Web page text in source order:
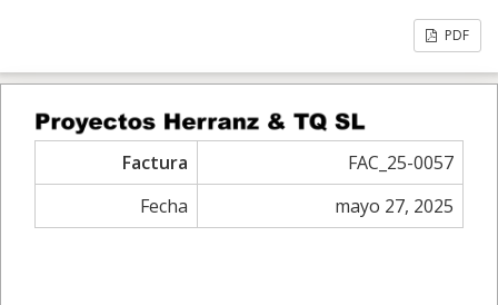
PDF
Factura
FAC_25-0057
Fecha
mayo 27, 2025